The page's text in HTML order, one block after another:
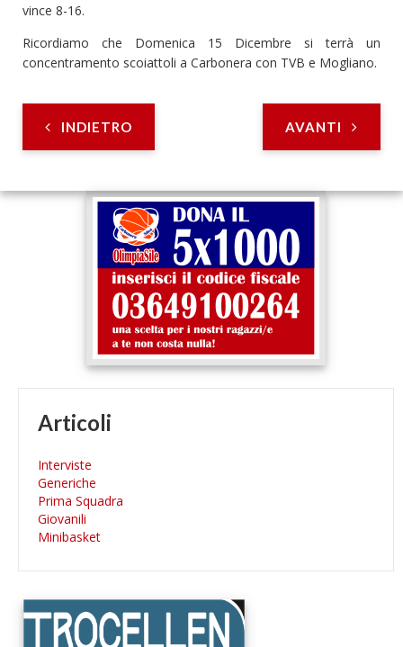
vince 8-16.
Ricordiamo che Domenica 15 Dicembre si terrà un
concentramento scoiattoli a Carbonera con TVB e Mogliano.
INDIETRO AVANTI
Articoli
Interviste
Generiche
Prima Squadra
Giovanili
Minibasket